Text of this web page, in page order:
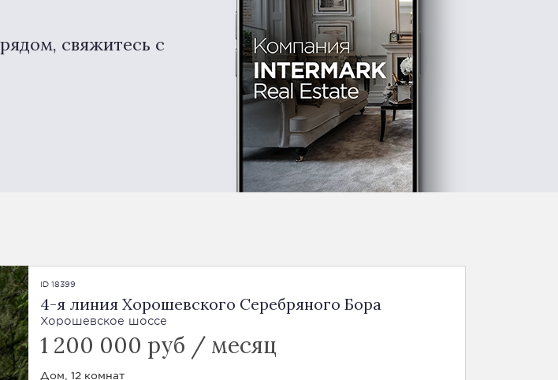
свяжитесь с
ID 18399
4-я линия Хорошевского Серебряного Бора
Хорошевское шоссе
1 200 000 руб / месяц
Дом, 12 комнат